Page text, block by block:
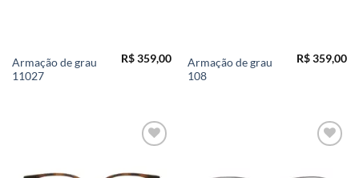
Armação de grau
11027
R$359,00
Armação de grau
108
R$359,00